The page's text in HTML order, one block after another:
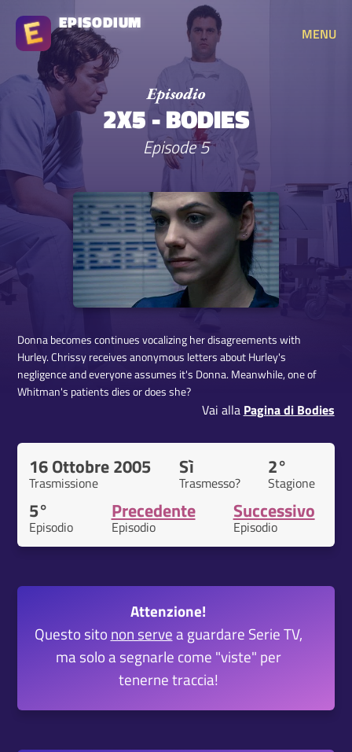
EPISODIUM
MENU
2X5 - BODIES
Episode 5
Donna becomes continues vocalizing her disagreements with
Hurley. Chrissy receives anonymous letters about Hurley's
negligence and everyone assumes it's Donna. Meanwhile, one of
Whitman's patients dies or does she?
Vai alla Pagina di Bodies
16 Ottobre 2005
Trasmissione
Sì
Trasmesso?
2°
Stagione
5°
Episodio
Precedente
Episodio
Successivo
Episodio
Attenzione!
Questo sito non servea guardare Serie TV,
ma solo a segnarle come "viste" per
tenerne traccia!